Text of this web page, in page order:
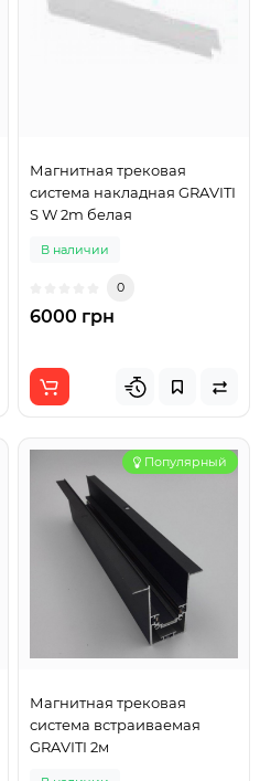
Магнитная трековая
система накладная GRAVITI
S W 2m белая
В наличии
0
6000 грн
Популярный
Магнитная трековая
система встраиваемая
GRAVITI 2м